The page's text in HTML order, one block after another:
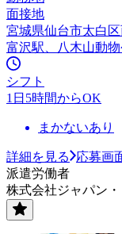
面接地
宮城県仙台市太白
富沢駅、八木山動
シフト
1日5時間からOK
まかないあり
詳細を見る
応募画
派遣労働者
株式会社ジャパン